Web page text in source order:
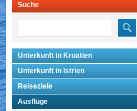
Suche
Unterkunft in Kroatien
Unterkunft in Istrien
Reiseziele
Ausflüge